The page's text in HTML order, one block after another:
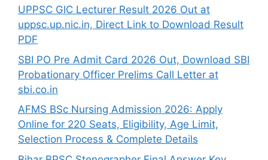
UPPSC GIC Lecturer Result 2026 Out at
uppsc.up.nic.in, Direct Link to Download Result
PDF
SBI PO Pre Admit Card 2026 Out, Download SBI
Probationary Officer Prelims Call Letter at
sbi.co.in
AFMS BSc Nursing Admission 2026: Apply
Online for 220 Seats, Eligibility, Age Limit,
Selection Process & Complete Details